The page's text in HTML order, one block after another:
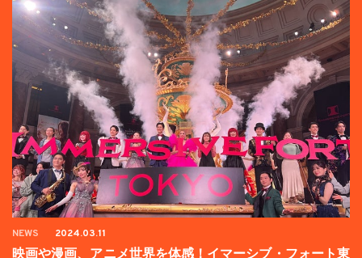
NEWS 2024.03.11
映画や漫画、アニメ世界を体感！イマーシブ・フォート東